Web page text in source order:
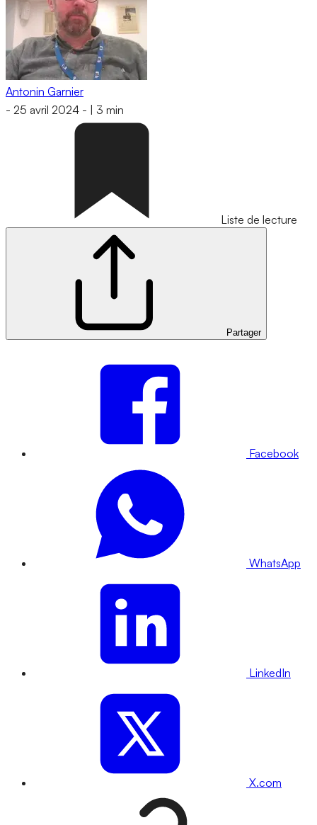
Antonin Garnier
- 25 avril 2024 - 3 min
Liste de lecture
Partager
Facebook
WhatsApp
LinkedIn
X.com